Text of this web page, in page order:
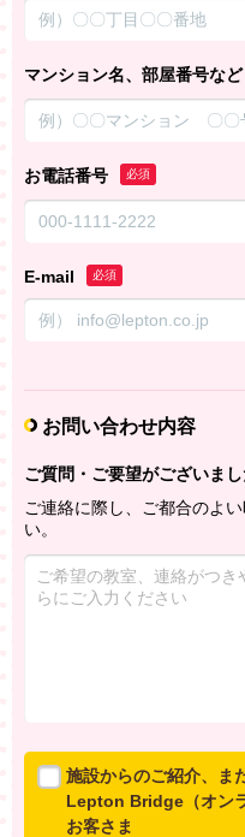
マンション名、部屋番号など
お電話番号 必須
E-mail 必須
お問い合わせ内容
ご質問・ご要望がございま
ご連絡に際し、ご都合のよ
い。
施設からのご紹介、ま
Lepton Bridge（オン
お客さま